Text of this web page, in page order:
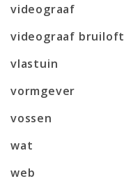
videograaf
videograaf bruiloft
vlastuin
vormgever
vossen
wat
web